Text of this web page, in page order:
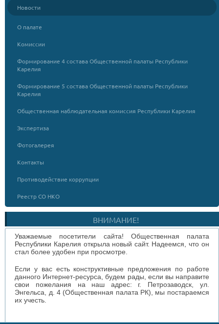
Новости
О палате
Комиссии
Формирование 4 состава Общественной палаты Республики
Карелия
Формирование 5 состава Общественной палаты Республики
Карелия
Общественная наблюдательная комиссия Республики Карелия
Экспертиза
Фотогалерея
Контакты
Противодействие коррупции
Реестр СО НКО
ВНИМАНИЕ!
Уважаемые посетители сайта! Общественная палата
Республики Карелия открыла новый сайт. Надеемся, что он
стал более удобен при просмотре.
Если у вас есть конструктивные предложения по работе
данного Интернет-ресурса, будем рады, если вы направите
свои пожелания на наш адрес: г. Петрозаводск, ул.
Энгельса, д. 4 (Общественная палата РК), мы постараемся
их учесть.